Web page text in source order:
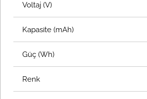
Voltaj (V)
Kapasite (mAh)
Güç (Wh)
Renk